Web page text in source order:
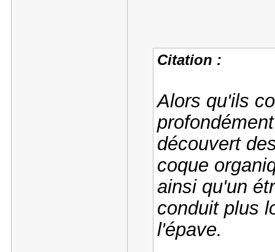
Citation :
Alors qu'ils
découvert
coque
ainsi qu'un
conduit plus
l'épave.